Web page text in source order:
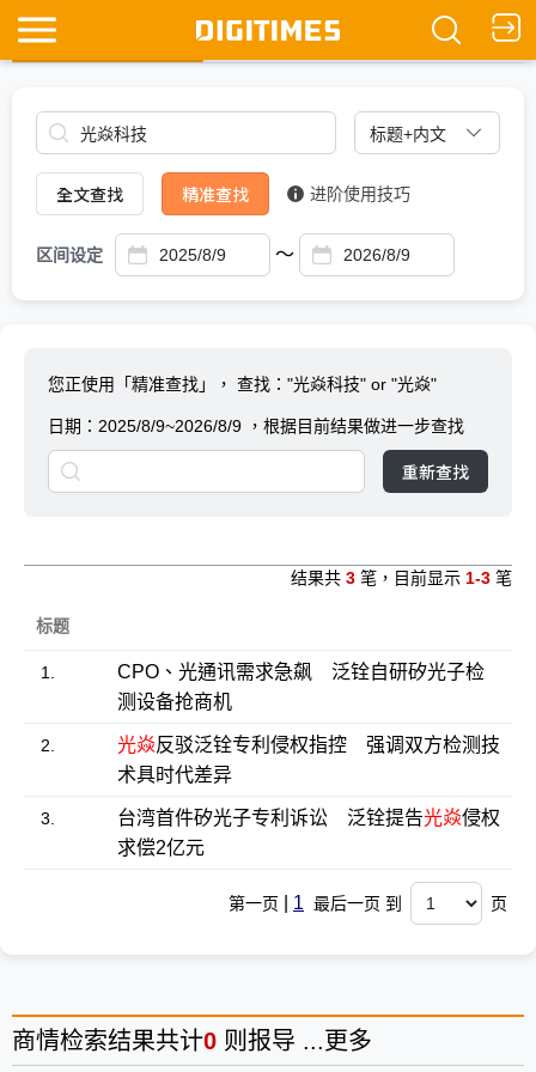
Ask DIGITIMES
全文查找 精准查找 进阶使用技巧
区间设定 ～
您正使用「精准查找」， 查找："光焱科技" or "光焱"
日期： 2025/8/9~2026/8/9 ，根据目前结果做进一步查找
重新查找
结果共 3 笔，目前显示 1-3 笔
标题
1.
CPO、光通讯需求急飙 泛铨自研矽光子检
测设备抢商机
2. 光焱反驳泛铨专利侵权指控 强调双方检测技
术具时代差异
3. 台湾首件矽光子专利诉讼 泛铨提告光焱侵权
求偿2亿元
第一页 1 最后一页 到 页
商情检索结果共计0 则报导 ... 更多